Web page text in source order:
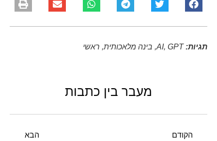
תגיות: AI, GPT
, בינה מלאכותית, ראשי
מעבר בין כתבות
הקודם הבא